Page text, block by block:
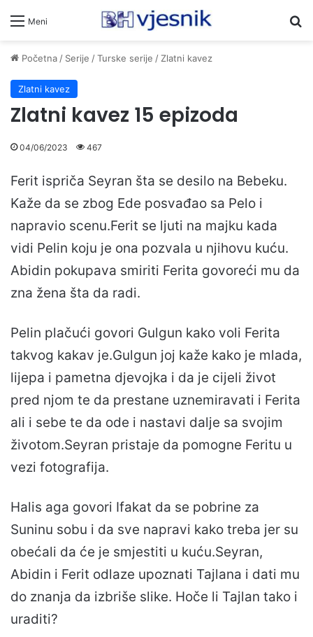
Meni
Početna/ Serije /Turske serije /Zlatni kavez
Zlatni kavez
Zlatni kavez 15 epizoda
04/06/2023 467
Ferit ispriča Seyran šta se desilo na Bebeku.
Kaže da se zbog Ede posvađao sa Pelo i
napravio scenu.Ferit se ljuti na majku kada
vidi Pelin koju je ona pozvala u njihovu kuću.
Abidin pokupava smiriti Ferita govoreći mu da
zna žena šta da radi.
Pelin plačući govori Gulgun kako voli Ferita
takvog kakav je.Gulgun joj kaže kako je mlada,
lijepa i pametna djevojka i da je cijeli život
pred njom te da prestane uznemiravati i Ferita
ali i sebe te da ode i nastavi dalje sa svojim
životom.Seyran pristaje da pomogne Feritu u
vezi fotografija.
Halis aga govori Ifakat da se pobrine za
Suninu sobu i da sve napravi kako treba jer su
obećali da će je smjestiti u kuću.Seyran,
Abidin i Ferit odlaze upoznati Tajlana i dati mu
do znanja da izbriše slike. Hoče li Tajlan tako i
uraditi?